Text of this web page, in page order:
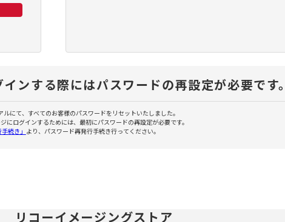
ンする際にはパスワードの再設定が必要です。
にて、すべてのお客様のパスワードをリセットいたしました。
にログインするためには、最初にパスワードの再設定が必要です。
続き」
より、パスワード再発行手続き行ってください。
リコーイメージングストア